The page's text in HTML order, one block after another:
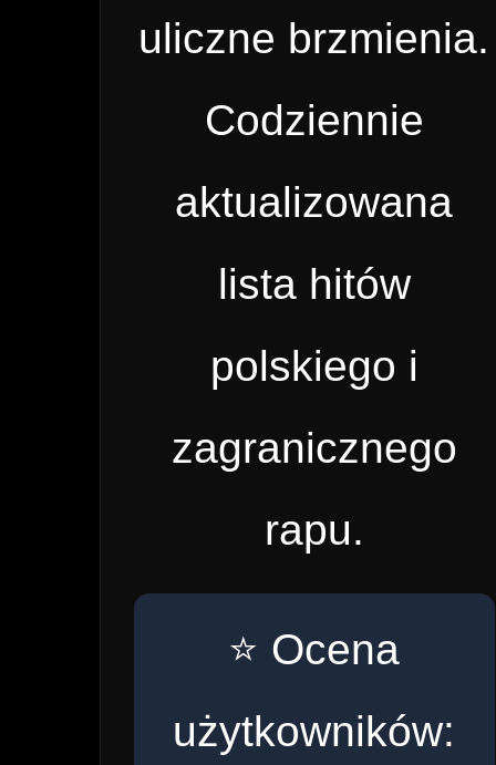
uliczne brzmienia.
Codziennie
aktualizowana
lista hitów
polskiego i
zagranicznego
rapu.
⭐ Ocena
użytkowników: